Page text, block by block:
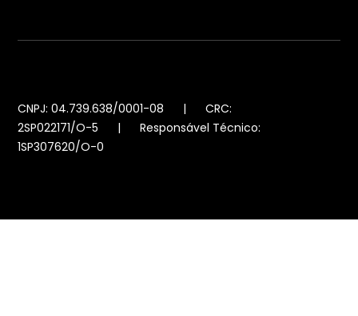
CNPJ: 04.739.638/0001-08 | CRC:
2SP022171/O-5 | Responsável Técnico:
1SP307620/O-0